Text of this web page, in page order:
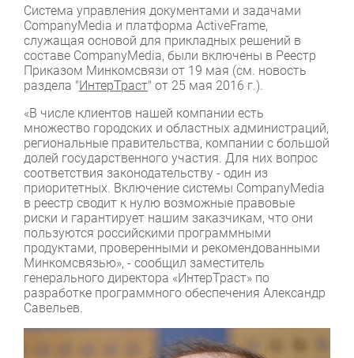
Система управления документами и задачами
CompanyMedia и платформа ActiveFrame,
служащая основой для прикладных решений в
составе CompanyMedia, были включены в Реестр
Приказом Минкомсвязи от 19 мая (см. новость
раздела "ИнтерТраст" от 25 мая 2016 г.).
«В числе клиентов нашей компании есть
множество городских и областных администраций,
региональные правительства, компании с большой
долей государственного участия. Для них вопрос
соответствия законодательству - один из
приоритетных. Включение системы CompanyMedia
в реестр сводит к нулю возможные правовые
риски и гарантирует нашим заказчикам, что они
пользуются российскими программными
продуктами, проверенными и рекомендованными
Минкомсвязью», - сообщил заместитель
генерального директора «ИнтерТраст» по
разработке программного обеспечения Александр
Савельев.